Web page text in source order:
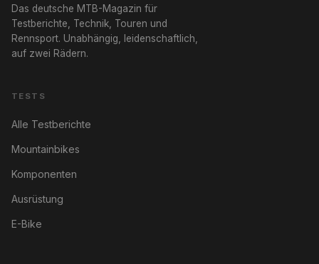
Das deutsche MTB-Magazin für
Testberichte, Technik, Touren und
Rennsport. Unabhängig, leidenschaftlich,
auf zwei Rädern.
TESTS
Alle Testberichte
Mountainbikes
Komponenten
Ausrüstung
E-Bike